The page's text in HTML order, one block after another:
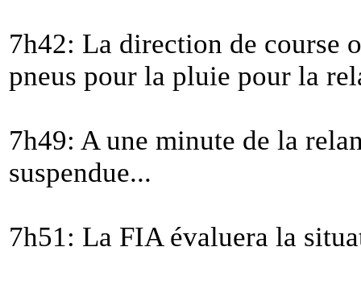
7h42: La direction de course
pneus pour la pluie pour la
7h49: A une minute de la
suspendue...
7h51: La FIA évaluera la